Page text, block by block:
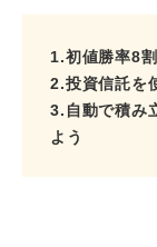
1.初値勝率8
2.投資信託を
3.自動で積み
よう